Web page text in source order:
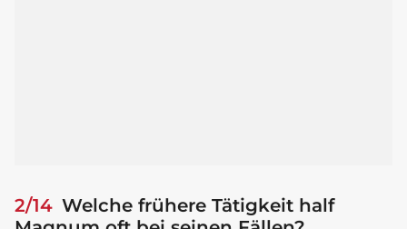
2/14 Welche frühere Tätigkeit half